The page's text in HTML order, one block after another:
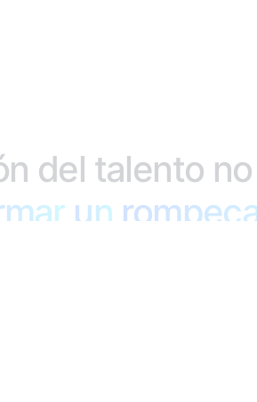
del talento no
un
empresa